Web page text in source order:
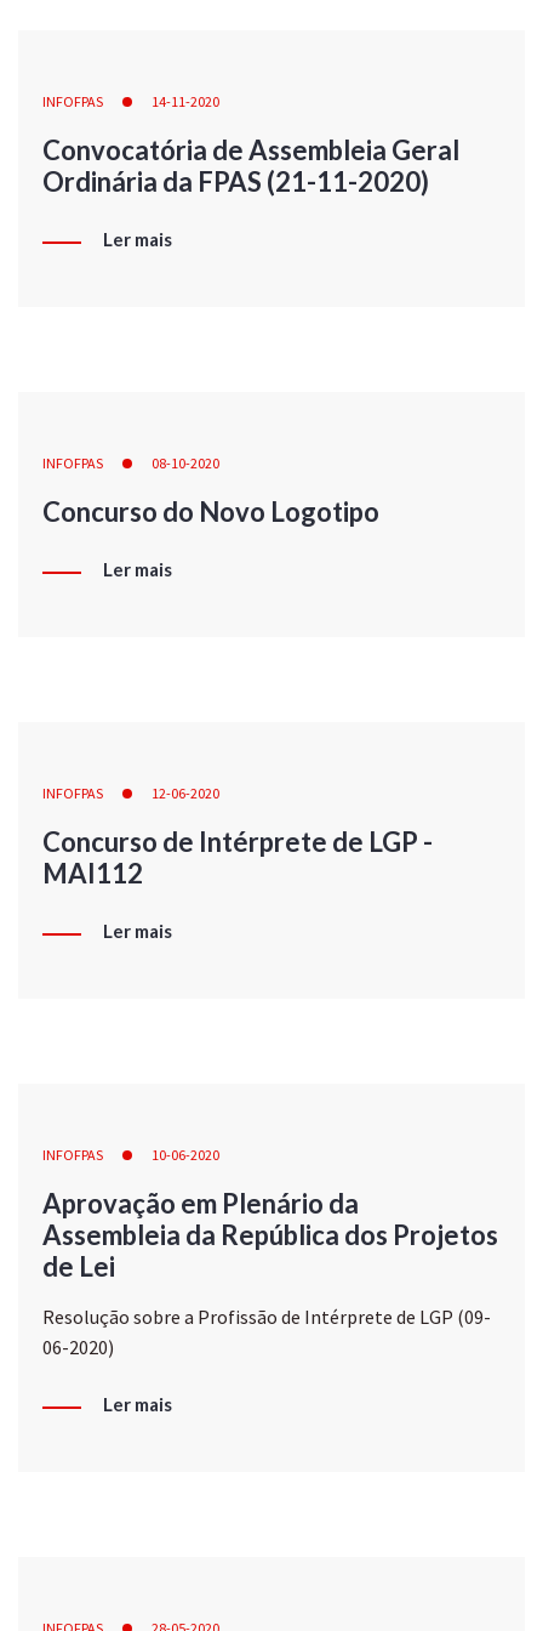
INFOFPAS 14-11-2020
Convocatória de Assembleia Geral
Ordinária da FPAS (21-11-2020)
Ler mais
INFOFPAS 08-10-2020
Concurso do Novo Logotipo
Ler mais
INFOFPAS 12-06-2020
Concurso de Intérprete de LGP -
MAI112
Ler mais
INFOFPAS 10-06-2020
Aprovação em Plenário da
Assembleia da República dos Projetos
de Lei
Resolução sobre a Profissão de Intérprete de LGP (09-
06-2020)
Ler mais